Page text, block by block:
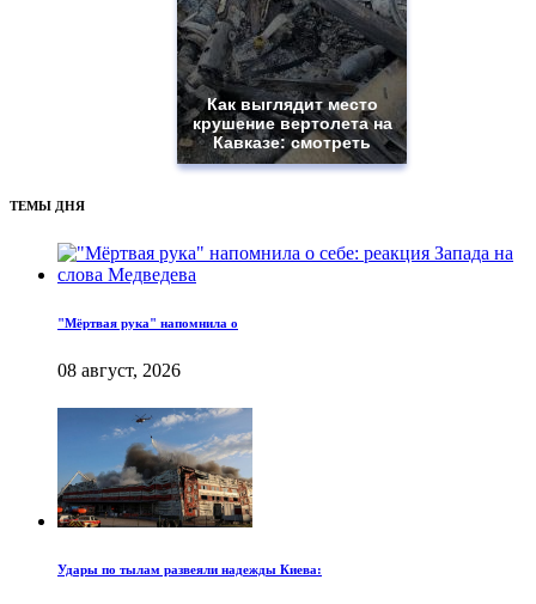
Как выглядит место
крушение вертолета на
Кавказе: смотреть
ТЕМЫ ДНЯ
"Мёртвая рука" напомнила о
08 август, 2026
Удары по тылам развеяли надежды Киева: